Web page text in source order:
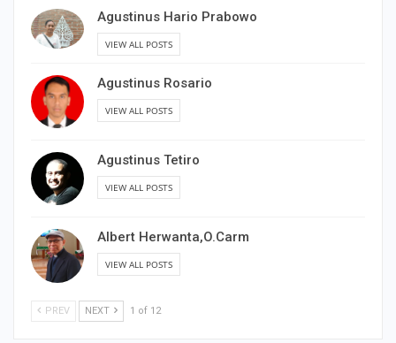
Agustinus Hario Prabowo
VIEW ALL POSTS
Agustinus Rosario
VIEW ALL POSTS
Agustinus Tetiro
VIEW ALL POSTS
Albert Herwanta,O.Carm
VIEW ALL POSTS
PREV NEXT 1 of 12